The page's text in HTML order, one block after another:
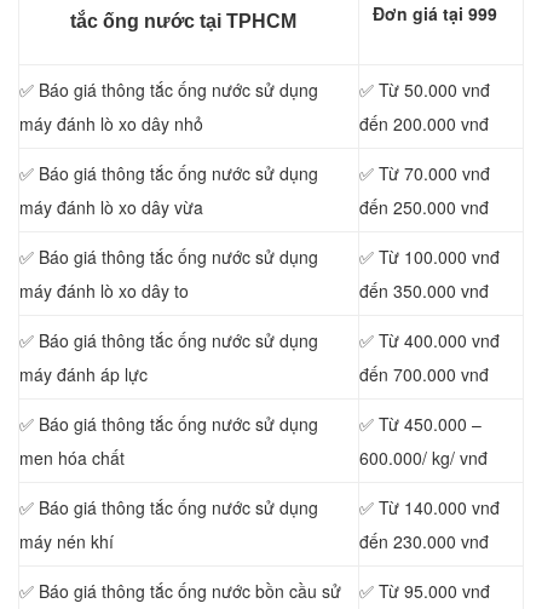
tắc ống nước tại TPHCM
Đơn giá tại 999
✅ Báo giá thông tắc ống nước sử dụng
máy đánh lò xo dây nhỏ
✅ Từ 50.000 vnđ
đến 200.000 vnđ
✅ Báo giá thông tắc ống nước sử dụng
máy đánh lò xo dây vừa
✅ Từ 70.000 vnđ
đến 250.000 vnđ
✅ Báo giá thông tắc ống nước sử dụng
máy đánh lò xo dây to
✅ Từ 100.000 vnđ
đến 350.000 vnđ
✅ Báo giá thông tắc ống nước sử dụng
máy đánh áp lực
✅ Từ 400.000 vnđ
đến 700.000 vnđ
✅ Báo giá thông tắc ống nước sử dụng
men hóa chất
✅ Từ 450.000 –
600.000/ kg/ vnđ
✅ Báo giá thông tắc ống nước sử dụng
máy nén khí
✅ Từ 140.000 vnđ
đến 230.000 vnđ
✅ Báo giá thông tắc ống nước bồn cầu sử
✅ Từ 95.000 vnđ